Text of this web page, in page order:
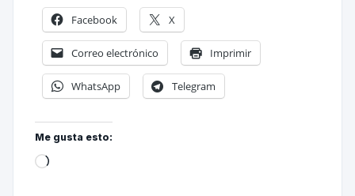
Facebook X
Correo electrónico Imprimir
WhatsApp Telegram
Me gusta esto: